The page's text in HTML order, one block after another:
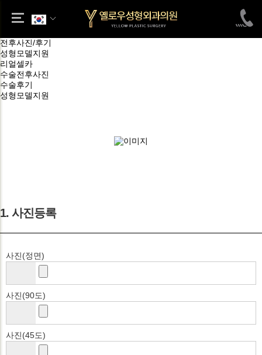
전후사진/후기
성형모델지원
리얼셀카
수술전후사진
수술후기
성형모델지원
1. 사진등록
사진(정면)
사진(90도)
사진(45도)